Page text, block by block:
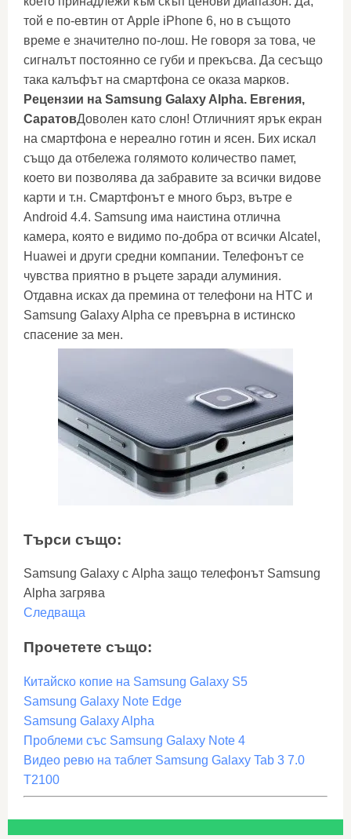
той е по-евтин от Apple iPhone 6, но в същото
време е значително по-лош. Не говоря за това, че
сигналът постоянно се губи и прекъсва. Да сесъщо
така калъфът на смартфона се оказа марков.
Рецензии на Samsung Galaxy Alpha. Евгения,
СаратовДоволен като слон! Отличният ярък екран
на смартфона е нереално готин и ясен. Бих искал
също да отбележа голямото количество памет,
което ви позволява да забравите за всички видове
карти и т.н. Смартфонът е много бърз, вътре е
Android 4.4. Samsung има наистина отлична
камера, която е видимо по-добра от всички Alcatel,
Huawei и други средни компании. Телефонът се
чувства приятно в ръцете заради алуминия.
Отдавна исках да премина от телефони на HTC и
Samsung Galaxy Alpha се превърна в истинско
спасение за мен.
Търси също:
Samsung Galaxy с Alpha защо телефонът Samsung
Alpha загрява
Следваща
Прочетете също:
Китайско копие на Samsung Galaxy S5
Samsung Galaxy Note Edge
Samsung Galaxy Alpha
Проблеми със Samsung Galaxy Note 4
Видео ревю на таблет Samsung Galaxy Tab 3 7.0
T2100